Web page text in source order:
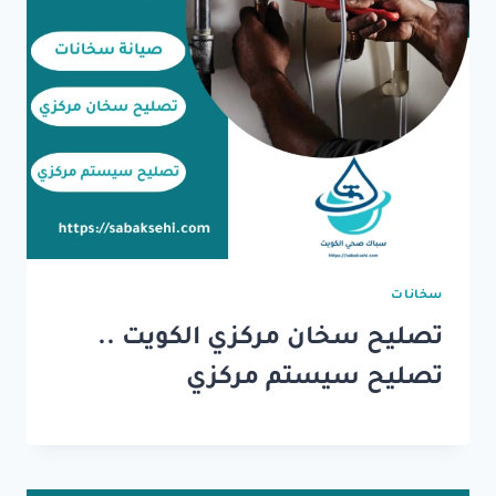
سخانات
تصليح سخان مركزي الكويت ..
تصليح سيستم مركزي